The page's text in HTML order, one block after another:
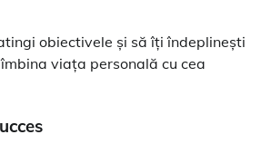
obiectivele și să îți îndeplinești
viața personală cu cea